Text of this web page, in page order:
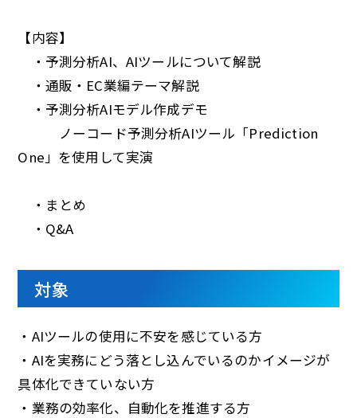
【内容】
・予測分析AI、AIツールについて解説
・通販・EC業編テーマ解説
・予測分析AIモデル作成デモ
ノーコード予測分析AIツール「Prediction
One」を使用して実演
・まとめ
・Q&A
対象
・AIツールの使用に不安を感じている方
・AIを実務にどう落とし込んでいるのかイメージが
具体化できていない方
・業務の効率化、自動化を推進する方